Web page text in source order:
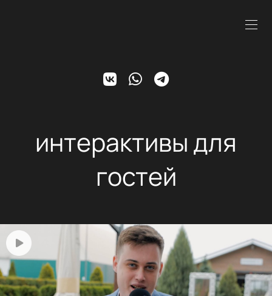
интерактивы для
гостей